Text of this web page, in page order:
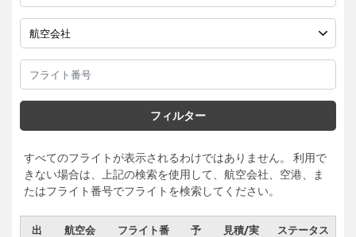
フィルター
すべてのフライトが表示されるわけではありません。 利用で
きない場合は、上記の検索を使用して、航空会社、空港、ま
たはフライト番号でフライトを検索してください。
出
航空会
フライト番
予
見積/実
ステータス